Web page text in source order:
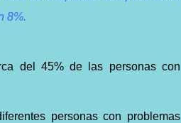
8%.
del 45% de las personas con
personas con problemas